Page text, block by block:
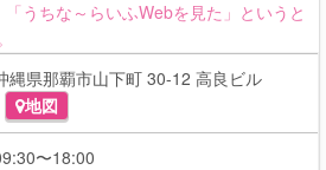
うちな～らいふWebを見た」というと
縄県那覇市山下町 30-12 高良ビル
地図
〜18:00